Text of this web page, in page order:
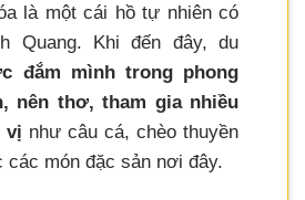
là một cái hồ tự nhiên có
Quang. Khi đến đây, du
đắm mình trong phong
nên thơ, tham gia nhiều
vị như câu cá, chèo thuyền
món đặc sản nơi đây.